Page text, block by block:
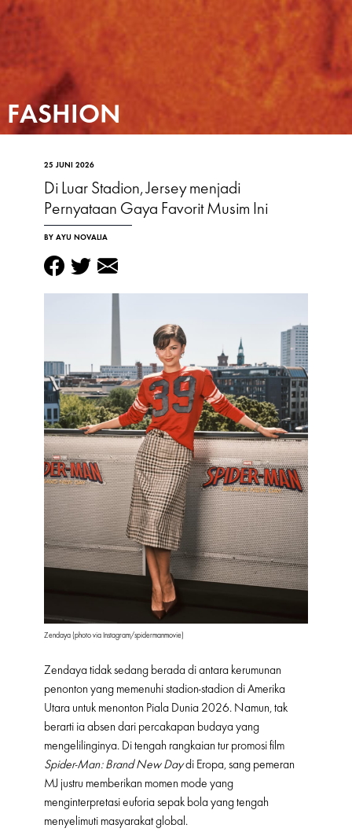
FASHION
25 JUNI 2026
Di Luar Stadion, Jersey menjadi
Pernyataan Gaya Favorit Musim Ini
BY AYU NOVALIA
Zendaya (photo via Instagram/spidermanmovie)
Zendaya tidak sedang berada di antara kerumunan
penonton yang memenuhi stadion-stadion di Amerika
Utara untuk menonton Piala Dunia 2026. Namun, tak
berarti ia absen dari percakapan budaya yang
mengelilinginya. Di tengah rangkaian tur promosi film
Spider-Man: Brand New Daydi Eropa, sang pemeran
MJ justru memberikan momen mode yang
menginterpretasi euforia sepak bola yang tengah
menyelimuti masyarakat global.